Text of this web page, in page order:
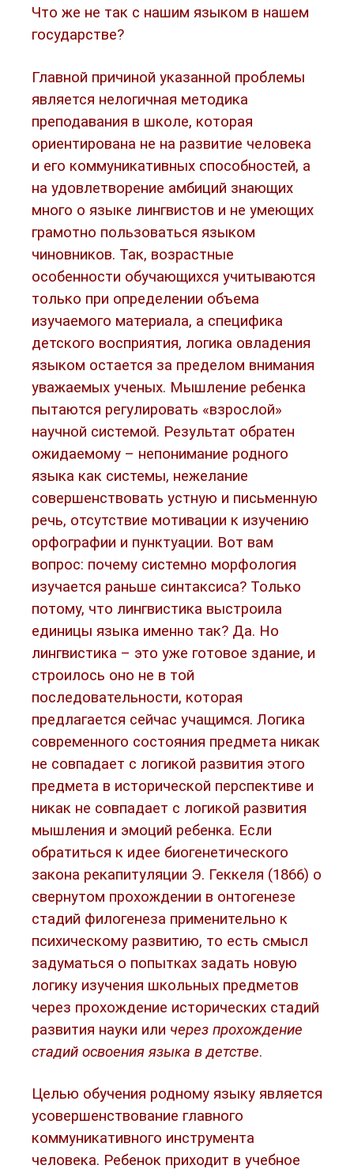
Что же не так с нашим языком в нашем
государстве?
Главной причиной указанной проблемы
является нелогичная методика
преподавания в школе, которая
ориентирована не на развитие человека
и его коммуникативных способностей, а
на удовлетворение амбиций знающих
много о языке лингвистов и не умеющих
грамотно пользоваться языком
чиновников. Так, возрастные
особенности обучающихся учитываются
только при определении объема
изучаемого материала, а специфика
детского восприятия, логика овладения
языком остается за пределом внимания
уважаемых ученых. Мышление ребенка
пытаются регулировать «взрослой»
научной системой. Результат обратен
ожидаемому – непонимание родного
языка как системы, нежелание
совершенствовать устную и письменную
речь, отсутствие мотивации к изучению
орфографии и пунктуации. Вот вам
вопрос: почему системно морфология
изучается раньше синтаксиса? Только
потому, что лингвистика выстроила
единицы языка именно так? Да. Но
лингвистика – это уже готовое здание, и
строилось оно не в той
последовательности, которая
предлагается сейчас учащимся. Логика
современного состояния предмета никак
не совпадает с логикой развития этого
предмета в исторической перспективе и
никак не совпадает с логикой развития
мышления и эмоций ребенка. Если
обратиться к идее биогенетического
закона рекапитуляции Э. Геккеля (1866) о
свернутом прохождении в онтогенезе
стадий филогенеза применительно к
психическому развитию, то есть смысл
задуматься о попытках задать новую
логику изучения школьных предметов
через прохождение исторических стадий
развития науки или через прохождение
стадий освоения языка в детстве.
Целью обучения родному языку является
усовершенствование главного
коммуникативного инструмента
человека. Ребенок приходит в учебное